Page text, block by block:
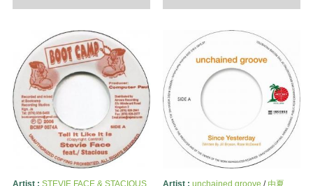
Artist : STEVIE FACE & STACIOUS
Artist : unchained groove / 由夏